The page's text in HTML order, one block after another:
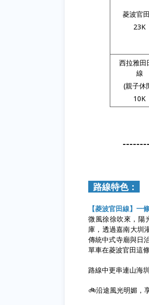
菱波官
23K
西拉雅田
線
(親子休
10K
路線特色：
【菱波官田線】一
微風徐徐吹來，陽
庫，透過嘉南大圳
傳統中式寺廟與日
單車在菱波官田這
路線中更串連山海
🚲沿途風光明媚，